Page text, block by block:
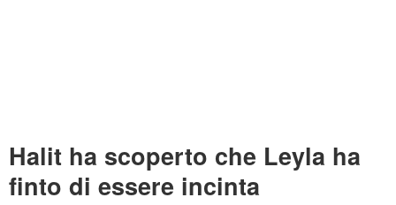
Halit ha scoperto che Leyla ha
finto di essere incinta